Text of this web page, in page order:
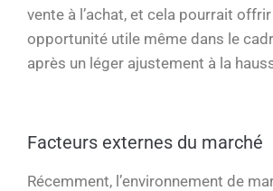
vente à l’achat, et cela pourrait
opportunité utile même dans le
après un léger ajustement à la
Facteurs externes du marché
Récemment, l’environnement de